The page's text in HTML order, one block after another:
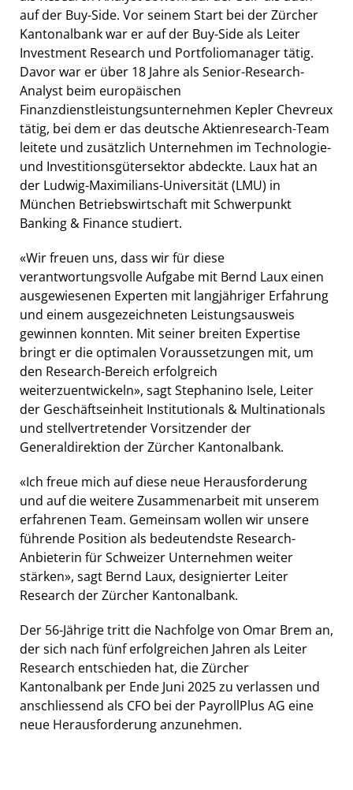
auf der Buy-Side. Vor seinem Start bei der Zürcher
Kantonalbank war er auf der Buy-Side als Leiter
Investment Research und Portfoliomanager tätig.
Davor war er über 18 Jahre als Senior-Research-
Analyst beim europäischen
Finanzdienstleistungsunternehmen Kepler Chevreux
tätig, bei dem er das deutsche Aktienresearch-Team
leitete und zusätzlich Unternehmen im Technologie-
und Investitionsgütersektor abdeckte. Laux hat an
der Ludwig-Maximilians-Universität (LMU) in
München Betriebswirtschaft mit Schwerpunkt
Banking & Finance studiert.
«Wir freuen uns, dass wir für diese
verantwortungsvolle Aufgabe mit Bernd Laux einen
ausgewiesenen Experten mit langjähriger Erfahrung
und einem ausgezeichneten Leistungsausweis
gewinnen konnten. Mit seiner breiten Expertise
bringt er die optimalen Voraussetzungen mit, um
den Research-Bereich erfolgreich
weiterzuentwickeln», sagt Stephanino Isele, Leiter
der Geschäftseinheit Institutionals & Multinationals
und stellvertretender Vorsitzender der
Generaldirektion der Zürcher Kantonalbank.
«Ich freue mich auf diese neue Herausforderung
und auf die weitere Zusammenarbeit mit unserem
erfahrenen Team. Gemeinsam wollen wir unsere
führende Position als bedeutendste Research-
Anbieterin für Schweizer Unternehmen weiter
stärken», sagt Bernd Laux, designierter Leiter
Research der Zürcher Kantonalbank.
Der 56-Jährige tritt die Nachfolge von Omar Brem an,
der sich nach fünf erfolgreichen Jahren als Leiter
Research entschieden hat, die Zürcher
Kantonalbank per Ende Juni 2025 zu verlassen und
anschliessend als CFO bei der PayrollPlus AG eine
neue Herausforderung anzunehmen.